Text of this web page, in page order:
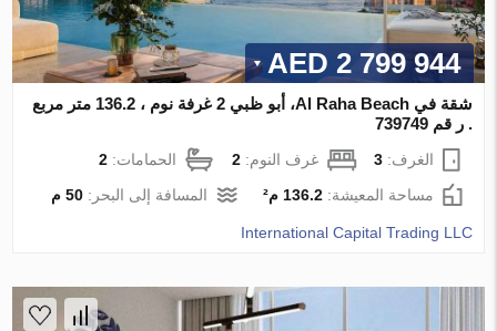
2 799 944 AED
شقة في Al Raha Beach، أبو ظبي 2 غرفة نوم ، 136.2 متر مربع
. ر قم 739749
الغرف:3 غرف النوم:2 الحمامات:2
مساحة المعيشة:136.2 م² المسافة إلى البحر:50 م
International Capital Trading LLC